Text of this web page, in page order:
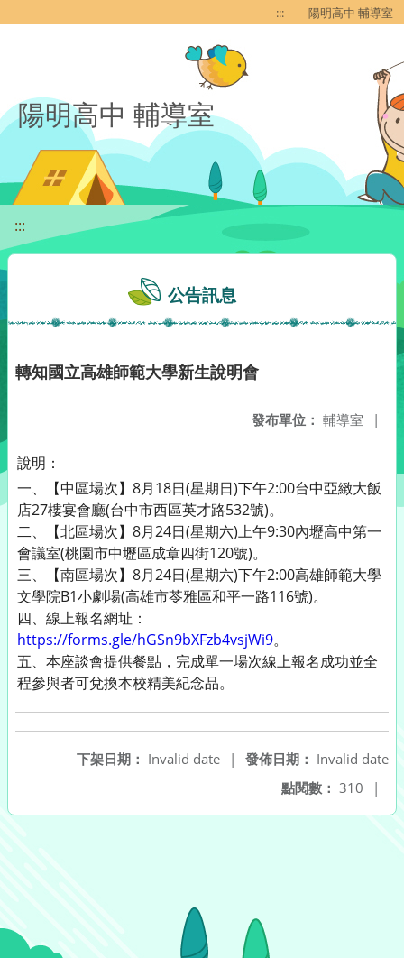
::: 陽明高中 輔導室
陽明高中 輔導室
:::
公告訊息
轉知國立高雄師範大學新生說明會
發布單位： 輔導室 |
說明：
一、【中區場次】8月18日(星期日)下午2:00台中亞緻大飯
店27樓宴會廳(台中市西區英才路532號)。
二、【北區場次】8月24日(星期六)上午9:30內壢高中第一
會議室(桃園市中壢區成章四街120號)。
三、【南區場次】8月24日(星期六)下午2:00高雄師範大學
文學院B1小劇場(高雄市苓雅區和平一路116號)。
四、線上報名網址：
https://forms.gle/hGSn9bXFzb4vsjWi9。
五、本座談會提供餐點，完成單一場次線上報名成功並全
程參與者可兌換本校精美紀念品。
發佈日期： Invalid date
下架日期： Invalid date
|
點閱數： 310 |